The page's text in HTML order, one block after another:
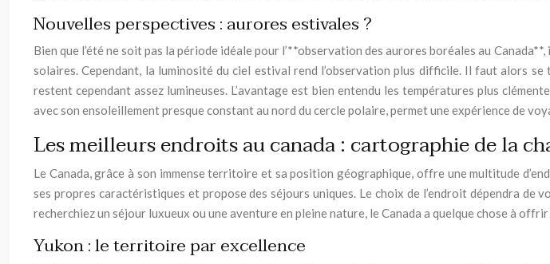
Nouvelles perspectives : aurores estivales ?
Bien que l’été ne soit pas la période idéale pour l’**observation des aurores boréales au
solaires. Cependant, la luminosité du ciel estival rend l’observation plus difficile. Il faut alors
restent cependant assez lumineuses. L’avantage est bien entendu les températures plus
avec son ensoleillement presque constant au nord du cercle polaire, permet une expérience de
Les meilleurs endroits au canada : cartographie de la
Le Canada, grâce à son immense territoire et sa position géographique, offre une multitude
ses propres caractéristiques et propose des séjours uniques. Le choix de l’endroit dépendra
recherchiez un séjour luxueux ou une aventure en pleine nature, le Canada a quelque chose à
Yukon : le territoire par excellence